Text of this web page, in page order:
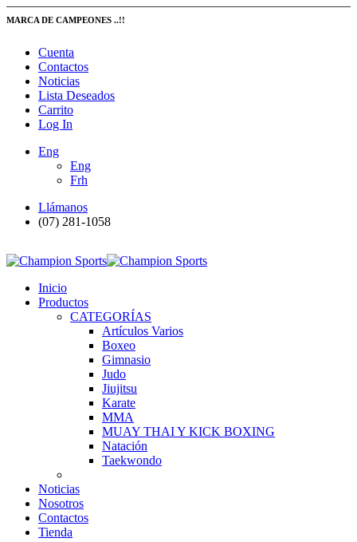
MARCA DE CAMPEONES ..!!
Cuenta
Contactos
Noticias
Lista Deseados
Carrito
Log In
Eng
Eng
Frh
Llámanos
(07) 281-1058
Inicio
Productos
CATEGORÍAS
Artículos Varios
Boxeo
Gimnasio
Judo
Jiujitsu
Karate
MMA
MUAY THAI Y KICK BOXING
Natación
Taekwondo
Noticias
Nosotros
Contactos
Tienda